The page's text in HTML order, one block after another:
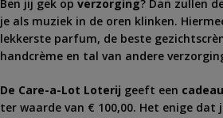
Ben jij gek op verzorging? Dan zullen
je als muziek in de oren klinken.
lekkerste parfum, de beste
handcrème en tal van andere
De Care-a-Lot Loterij geeft een
ter waarde van € 100,00. Het enige dat